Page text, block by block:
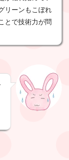
リーンもこぼれ
とで技術力が問